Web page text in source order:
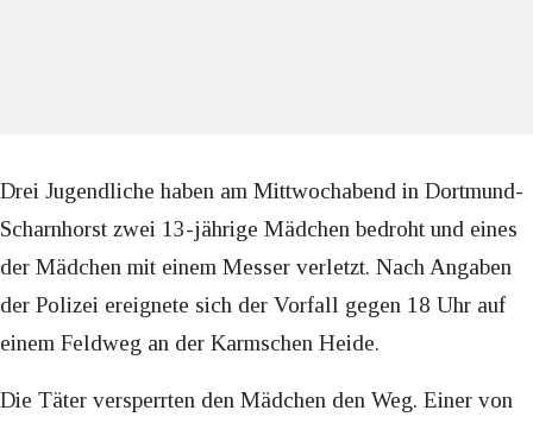
Drei Jugendliche haben am Mittwochabend in Dortmund-
Scharnhorst zwei 13-jährige Mädchen bedroht und eines
der Mädchen mit einem Messer verletzt. Nach Angaben
der Polizei ereignete sich der Vorfall gegen 18 Uhr auf
einem Feldweg an der Karmschen Heide.
Die Täter versperrten den Mädchen den Weg. Einer von